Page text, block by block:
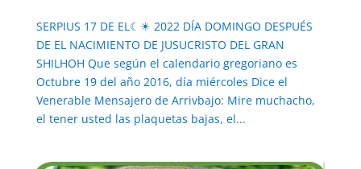
SERPIUS 17 DE EL☾☀ 2022 DÍA DOMINGO DESPUÉS
DE EL NACIMIENTO DE JUSUCRISTO DEL GRAN
SHILHOH Que según el calendario gregoriano es
Octubre 19 del año 2016, día miércoles Dice el
Venerable Mensajero de Arrivbajo: Mire muchacho,
el tener usted las plaquetas bajas, el...